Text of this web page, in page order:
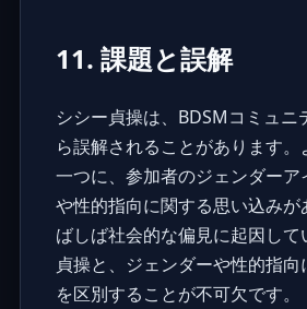
11. 課題と誤解
シシー貞操は、BDSMコミュニ
ら誤解されることがあります
一つに、参加者のジェンダーア
や性的指向に関する思い込みが
ばしば社会的な偏見に起因して
貞操と、ジェンダーや性的指
を区別することが不可欠です。